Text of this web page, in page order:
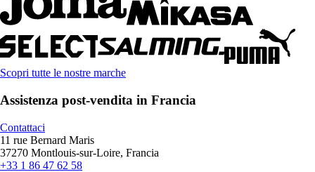
Scopri tutte le nostre marche
Assistenza post-vendita in Francia
Contattaci
11 rue Bernard Maris
37270 Montlouis-sur-Loire, Francia
+33 1 86 47 62 58